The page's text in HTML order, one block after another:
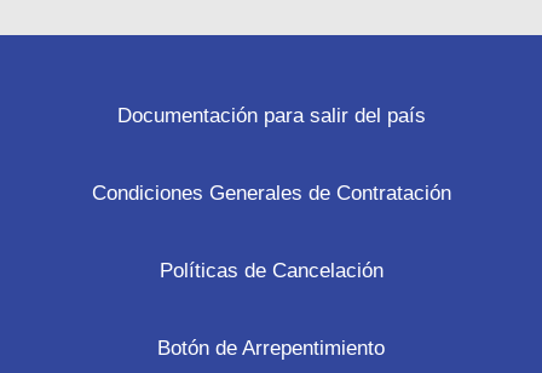
Documentación para salir del país
Condiciones Generales de Contratación
Políticas de Cancelación
Botón de Arrepentimiento